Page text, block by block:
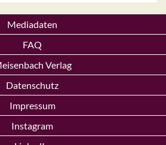
Mediadaten
FAQ
Verlag
Datenschutz
Impressum
Instagram